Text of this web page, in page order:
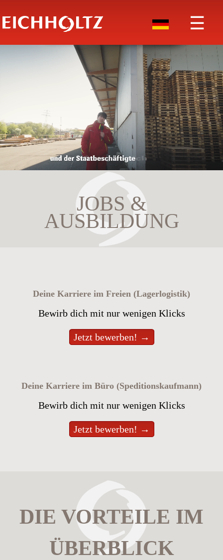
☰
JOBS &
AUSBILDUNG
Deine Karriere im Freien (Lagerlogistik)
Bewirb dich mit nur wenigen Klicks
Jetzt bewerben! →
Deine Karriere im Büro (Speditionskaufmann)
Bewirb dich mit nur wenigen Klicks
Jetzt bewerben! →
DIE VORTEILE IM
ÜBERBLICK